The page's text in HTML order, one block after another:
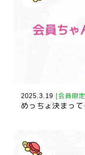
2025.3.19 [会員限
めっちょ決まって